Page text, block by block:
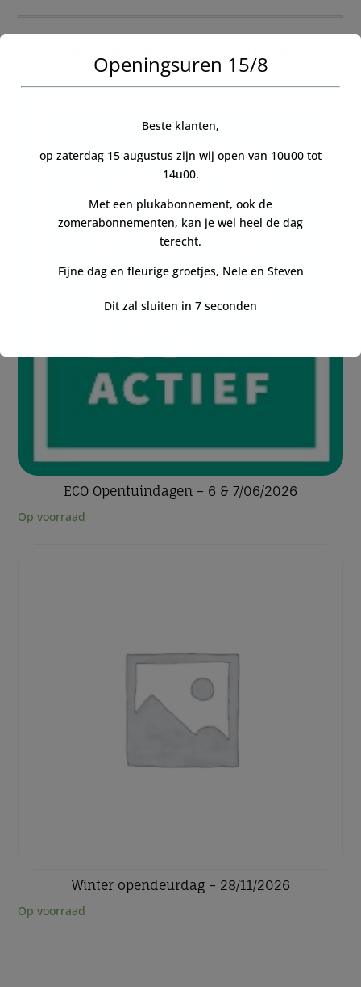
Gerelateerde producten
ECO Opentuindagen – 6 & 7/06/2026
Op voorraad
Winter opendeurdag – 28/11/2026
Op voorraad
Openingsuren 15/8
Beste klanten,
op zaterdag 15 augustus zijn wij open van 10u00 tot
14u00.
Met een plukabonnement, ook de
zomerabonnementen, kan je wel heel de dag
terecht.
Fijne dag en fleurige groetjes, Nele en Steven
Dit zal sluiten in 7 seconden